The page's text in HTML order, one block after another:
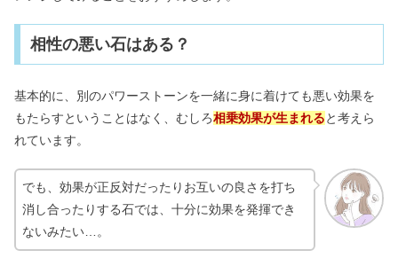
相性の悪い石はある？
基本的に、別のパワーストーンを一緒に身に着けても悪い効果を
もたらすということはなく、むしろ相乗効果が生まれると考えら
れています。
でも、効果が正反対だったりお互いの良さを打ち
消し合ったりする石では、十分に効果を発揮でき
ないみたい…。